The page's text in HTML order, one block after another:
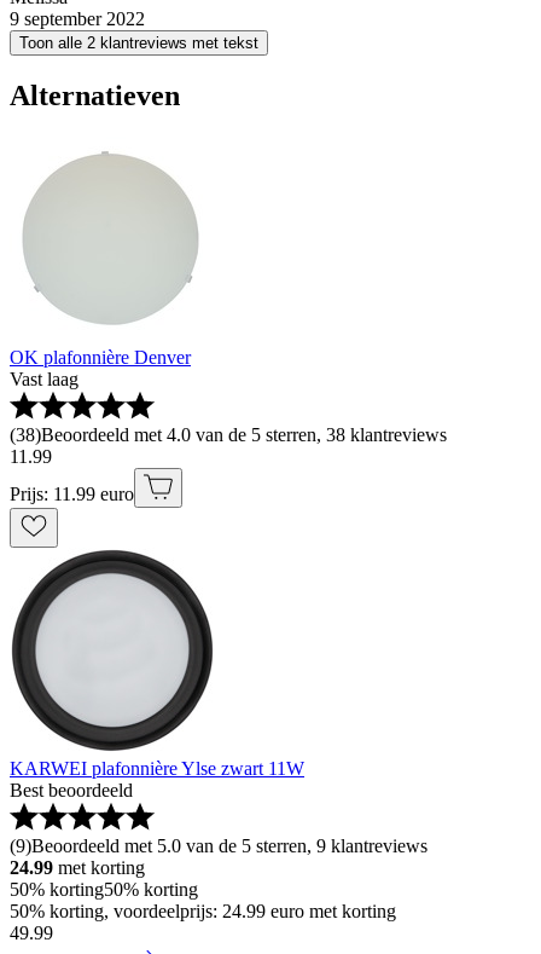
9 september 2022
Toon alle 2 klantreviews met tekst
Alternatieven
OK plafonnière Denver
Vast laag
(38)Beoordeeld met 4.0 van de 5 sterren, 38 klantreviews
11 .99
Prijs: 11.99 euro
KARWEI plafonnière Ylse zwart 11W
Best beoordeeld
(9)Beoordeeld met 5.0 van de 5 sterren, 9 klantreviews
24.99 met korting
50% korting50% korting
50% korting, voordeelprijs: 24.99 euro met korting
49.99